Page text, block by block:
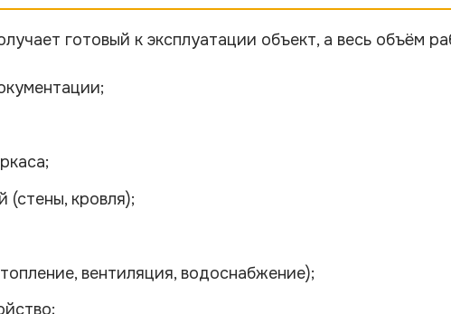
готовый к эксплуатации объект, а весь объём
кровля);
вентиляция, водоснабжение);